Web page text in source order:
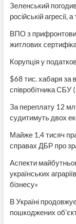
Зеленський
російській
ВПО з
житлових
Корупція у
$68 тис. хабаря за
співробітника СБУ
За переплату 12
судитимуть двох
Майже 1,4 тисяч
справах ДБР про
Аспекти
українських
бізнесу»
В Україні
пошкоджених